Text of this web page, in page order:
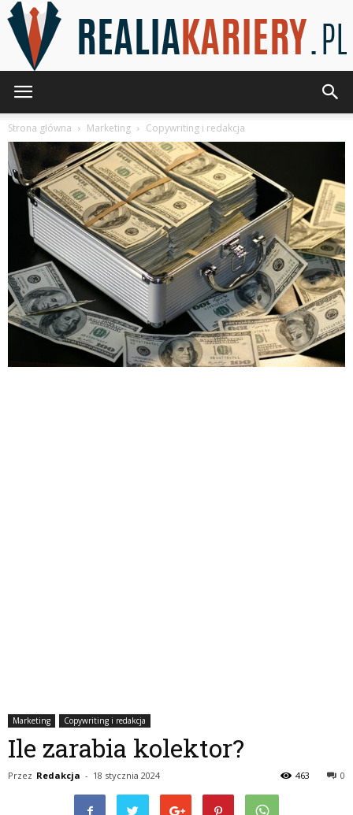
Strona główna Marketing Copywriting i redakcja
Marketing Copywriting i redakcja
Ile zarabia kolektor?
Przez Redakcja - 18 stycznia 2024 0
463